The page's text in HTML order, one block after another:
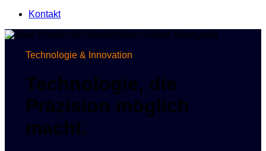
Kontakt
Technologie & Innovation
Technologie, die
Präzision möglich
macht.